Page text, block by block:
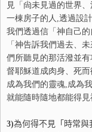
見「尙未見過的世界
一棟房子的人,透過設
我們透過信「神自己
「神告訴我們過去、
們所聽見的那活潑並
督耶穌道成肉身、死
成為我們的靈魂,成為
就能隨時隨地都能得
3)為何得不見「時常與